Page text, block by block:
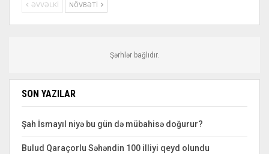
ƏVVƏLKI NÖVBƏTI
Şərhlər bağlıdır.
SON YAZILAR
Şah İsmayıl niyə bu gün də mübahisə doğurur?
Bulud Qaraçorlu Səhəndin 100 illiyi qeyd olundu